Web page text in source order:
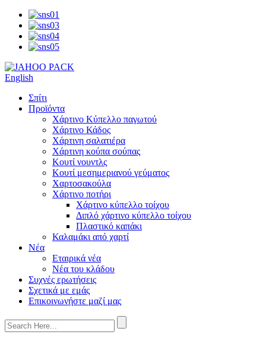
English
Σπίτι
Προϊόντα
Χάρτινο Κύπελλο παγωτού
Χάρτινο Κάδος
Χάρτινη σαλατιέρα
Χάρτινη κούπα σούπας
Κουτί νουντλς
Κουτί μεσημεριανού γεύματος
Χαρτοσακούλα
Χάρτινο ποτήρι
Χάρτινο κύπελλο τοίχου
Διπλό χάρτινο κύπελλο τοίχου
Πλαστικό καπάκι
Καλαμάκι από χαρτί
Νέα
Εταιρικά νέα
Νέα του κλάδου
Συχνές ερωτήσεις
Σχετικά με εμάς
Επικοινωνήστε μαζί μας